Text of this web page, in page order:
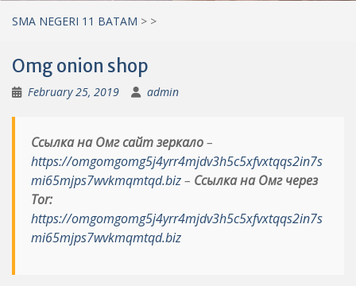
SMA NEGERI 11 BATAM > >
Omg onion shop
February 25, 2019 admin
Ссылка на Омг сайт зеркало–
https://omgomgomg5j4yrr4mjdv3h5c5xfvxtqqs2in7s
mi65mjps7wvkmqmtqd.biz– Ссылка на Омг через
Tor:
https://omgomgomg5j4yrr4mjdv3h5c5xfvxtqqs2in7s
mi65mjps7wvkmqmtqd.biz